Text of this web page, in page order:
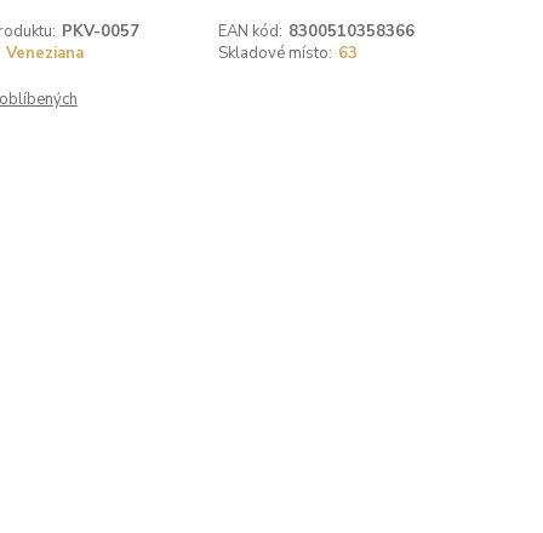
PKV-0057 EAN kód: 8300510358366
Veneziana Skladové místo: 63